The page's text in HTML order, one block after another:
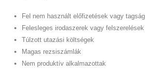
Fel nem használt előfizetések vagy
Felesleges irodaszerek vagy felszerelések
Túlzott utazási költségek
Magas rezsiszámlák
Nem produktív alkalmazottak